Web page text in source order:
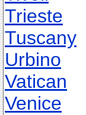
Trieste
Tuscany
Urbino
Vatican
Venice